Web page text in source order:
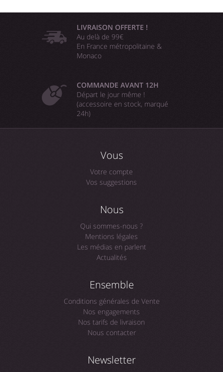
LIVRAISON OFFERTE !
Au delà de 99€
En France métropolitaine &
Monaco
COMMANDE AVANT 12H
Départ le jour même !
(accessoire en stock, marqué
24h)
Vous
Votre compte
Vos suggestions
Nous
Qui sommes-nous ?
Mentions légales
Les médias en parlent
Actualités
Ensemble
Conditions générales de Vente
Nos engagements
Nos tarifs de livraison
Nous contacter
Newsletter